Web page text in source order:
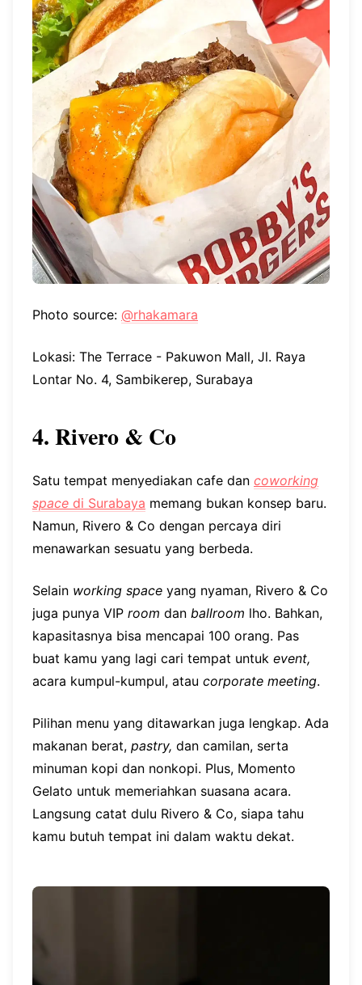
Photo source: @rhakamara
Lokasi: The Terrace - Pakuwon Mall, Jl. Raya
Lontar No. 4, Sambikerep, Surabaya
4. Rivero & Co
Satu tempat menyediakan cafe dan coworking
space di Surabaya memang bukan konsep baru.
Namun, Rivero & Co dengan percaya diri
menawarkan sesuatu yang berbeda.
Selain working space yang nyaman, Rivero & Co
juga punya VIP room dan ballroom lho. Bahkan,
kapasitasnya bisa mencapai 100 orang. Pas
buat kamu yang lagi cari tempat untuk event,
acara kumpul-kumpul, atau corporate meeting.
Pilihan menu yang ditawarkan juga lengkap. Ada
makanan berat, pastry, dan camilan, serta
minuman kopi dan nonkopi. Plus, Momento
Gelato untuk memeriahkan suasana acara.
Langsung catat dulu Rivero & Co, siapa tahu
kamu butuh tempat ini dalam waktu dekat.